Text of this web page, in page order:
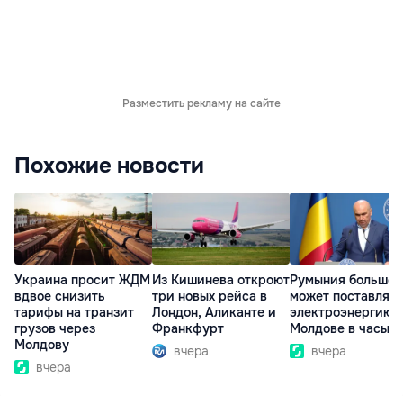
Разместить рекламу на сайте
Похожие новости
Украина просит ЖДМ
вдвое снизить
тарифы на транзит
грузов через
Молдову
вчера
Из Кишинева откроют
три новых рейса в
Лондон, Аликанте и
Франкфурт
вчера
Румыния больше
может поставлять
электроэнергию
Молдове в часы
вчера